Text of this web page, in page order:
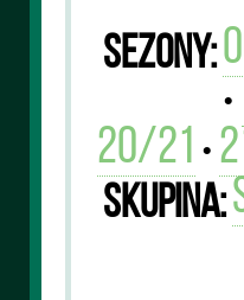
Sezony:
•
20/21 •
Skupina: